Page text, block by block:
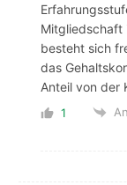
Mitgliedschaft
besteht sich
das
Anteil von der
1